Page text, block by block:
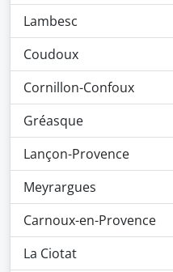
Lambesc
Coudoux
Cornillon-Confoux
Gréasque
Lançon-Provence
Meyrargues
Carnoux-en-Provence
La Ciotat